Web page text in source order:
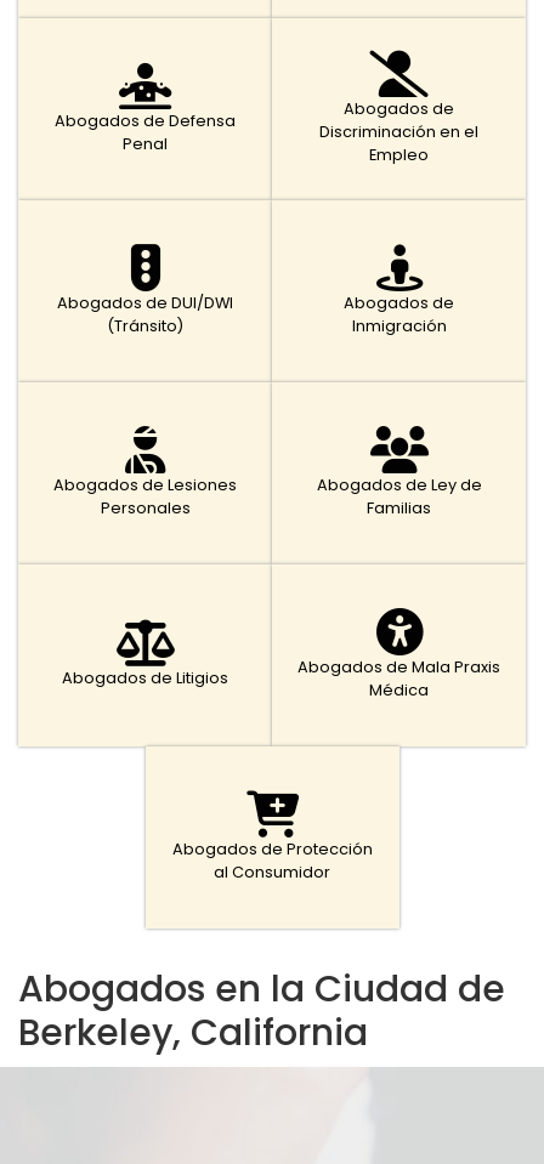
Abogados de Defensa
Penal
Abogados de
Discriminación en el
Empleo
Abogados de DUI/DWI
(Tránsito)
Abogados de
Inmigración
Abogados de Lesiones
Personales
Abogados de Ley de
Familias
Abogados de Litigios
Abogados de Mala Praxis
Médica
Abogados de Protección
al Consumidor
Abogados en la Ciudad de
Berkeley, California